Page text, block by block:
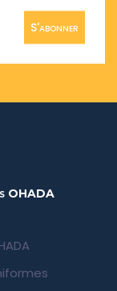
S'abonner
OHADA